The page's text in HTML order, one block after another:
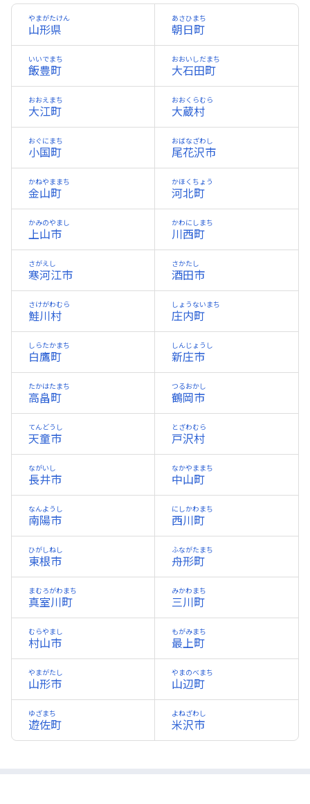
山形県
やまがたけん
朝日町
あさひまち
飯豊町
いいでまち
大石田町
おおいしだまち
大江町
おおえまち
大蔵村
おおくらむら
小国町
おぐにまち
尾花沢市
おばなざわし
金山町
かねやままち
河北町
かほくちょう
上山市
かみのやまし
川西町
かわにしまち
寒河江市
さがえし
酒田市
さかたし
鮭川村
さけがわむら
庄内町
しょうないまち
白鷹町
しらたかまち
新庄市
しんじょうし
高畠町
たかはたまち
鶴岡市
つるおかし
天童市
てんどうし
戸沢村
とざわむら
長井市
ながいし
中山町
なかやままち
南陽市
なんようし
西川町
にしかわまち
東根市
ひがしねし
舟形町
ふながたまち
真室川町
まむろがわまち
三川町
みかわまち
村山市
むらやまし
最上町
もがみまち
山形市
やまがたし
山辺町
やまのべまち
遊佐町
ゆざまち
米沢市
よねざわし